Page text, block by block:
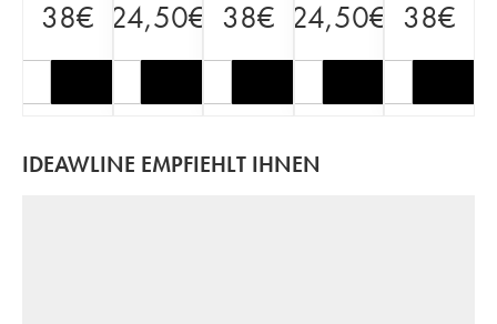
38€ 24,50€ 38€ 24,50€ 38€
IDEAWLINE EMPFIEHLT IHNEN